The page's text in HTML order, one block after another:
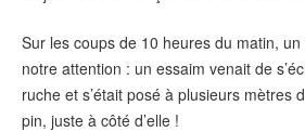
Sur les coups de 10 heures du matin,
notre attention : un essaim venait de
ruche et s’était posé à plusieurs mètres
pin, juste à côté d’elle !